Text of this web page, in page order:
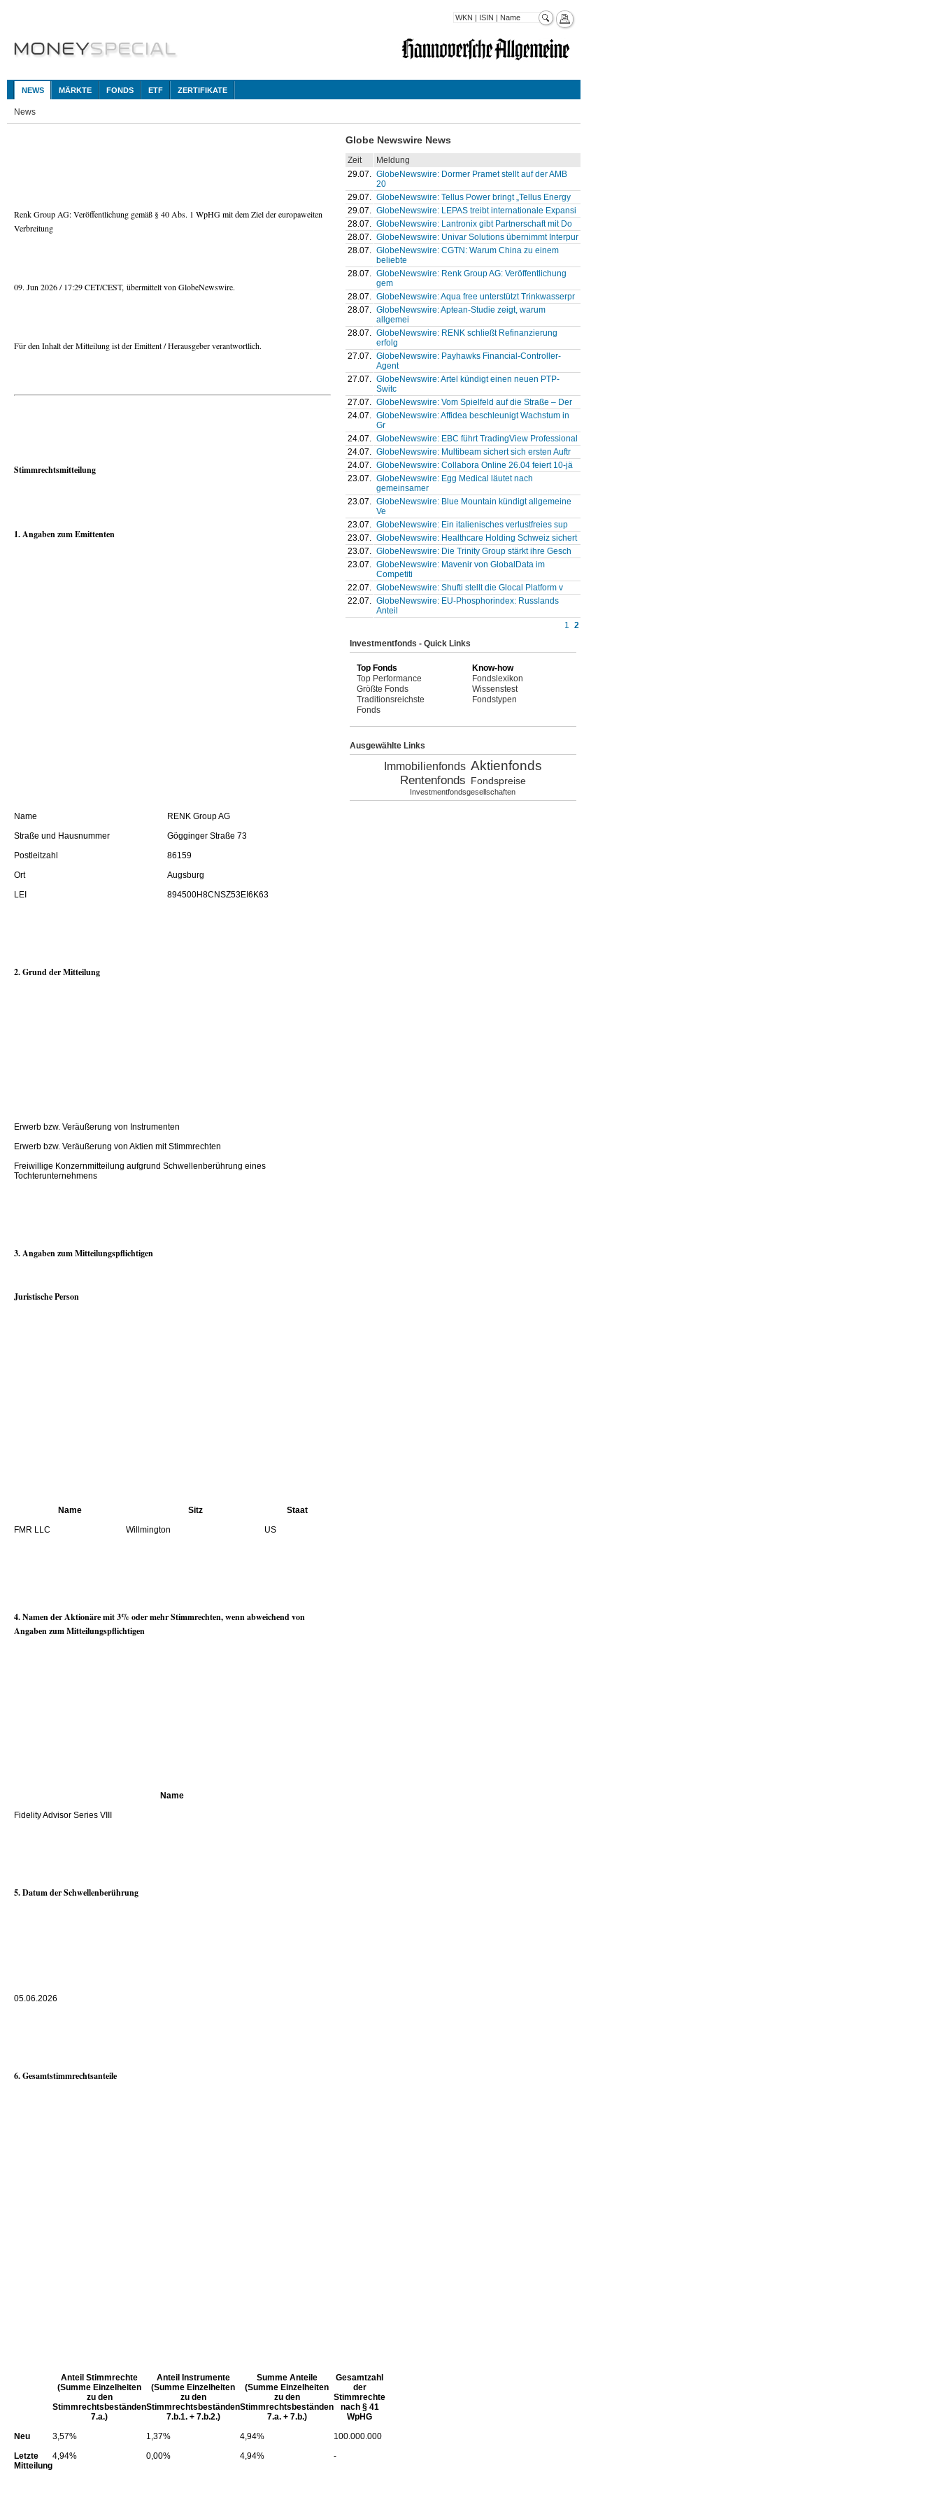
NEWS MÄRKTE FONDS ETF ZERTIFIKATE
News
Renk Group AG: Veröffentlichung gemäß § 40 Abs. 1 WpHG mit dem Ziel der europaweiten
Verbreitung
09. Jun 2026 / 17:29 CET/CEST, übermittelt von GlobeNewswire.
Für den Inhalt der Mitteilung ist der Emittent / Herausgeber verantwortlich.
Stimmrechtsmitteilung
1. Angaben zum Emittenten
Name
RENK Group AG
Straße und Hausnummer
Gögginger Straße 73
Postleitzahl
86159
Ort
Augsburg
LEI
894500H8CNSZ53EI6K63
2. Grund der Mitteilung
Erwerb bzw. Veräußerung von Instrumenten
Erwerb bzw. Veräußerung von Aktien mit Stimmrechten
Freiwillige Konzernmitteilung aufgrund Schwellenberührung eines
Tochterunternehmens
3. Angaben zum Mitteilungspflichtigen
Juristische Person
Name Sitz
Staat
FMR LLC
Willmington US
4. Namen der Aktionäre mit 3% oder mehr Stimmrechten, wenn abweichend von
Angaben zum Mitteilungspflichtigen
Name
Fidelity Advisor Series VIII
5. Datum der Schwellenberührung
05.06.2026
6. Gesamtstimmrechtsanteile
Anteil Stimmrechte
(Summe Einzelheiten
zu den
Stimmrechtsbeständen
7.a.)
Anteil Instrumente
(Summe Einzelheiten
zu den
Stimmrechtsbeständen
7.b.1. + 7.b.2.)
Summe Anteile
(Summe Einzelheiten
zu den
Stimmrechtsbeständen
7.a. + 7.b.)
Gesamtzahl
der
Stimmrechte
nach § 41
WpHG
Neu
3,57% 1,37% 4,94%
100.000.000
Letzte
Mitteilung
4,94% 0,00% 4,94% -
Globe Newswire News
Zeit
Meldung
29.07.
GlobeNewswire: Dormer Pramet stellt auf der AMB
20
29.07.
GlobeNewswire: Tellus Power bringt „Tellus Energy
29.07.
GlobeNewswire: LEPAS treibt internationale Expansi
28.07.
GlobeNewswire: Lantronix gibt Partnerschaft mit Do
28.07.
GlobeNewswire: Univar Solutions übernimmt Interpur
28.07.
GlobeNewswire: CGTN: Warum China zu einem
beliebte
28.07.
GlobeNewswire: Renk Group AG: Veröffentlichung
gem
28.07.
GlobeNewswire: Aqua free unterstützt Trinkwasserpr
28.07.
GlobeNewswire: Aptean-Studie zeigt, warum
allgemei
28.07.
GlobeNewswire: RENK schließt Refinanzierung
erfolg
27.07.
GlobeNewswire: Payhawks Financial-Controller-
Agent
27.07.
GlobeNewswire: Artel kündigt einen neuen PTP-
Switc
27.07.
GlobeNewswire: Vom Spielfeld auf die Straße – Der
24.07.
GlobeNewswire: Affidea beschleunigt Wachstum in
Gr
24.07.
GlobeNewswire: EBC führt TradingView Professional
24.07.
GlobeNewswire: Multibeam sichert sich ersten Auftr
24.07.
GlobeNewswire: Collabora Online 26.04 feiert 10-jä
23.07.
GlobeNewswire: Egg Medical läutet nach
gemeinsamer
23.07.
GlobeNewswire: Blue Mountain kündigt allgemeine
Ve
23.07.
GlobeNewswire: Ein italienisches verlustfreies sup
23.07.
GlobeNewswire: Healthcare Holding Schweiz sichert
23.07.
GlobeNewswire: Die Trinity Group stärkt ihre Gesch
23.07.
GlobeNewswire: Mavenir von GlobalData im
Competiti
22.07.
GlobeNewswire: Shufti stellt die Glocal Platform v
22.07.
GlobeNewswire: EU-Phosphorindex: Russlands
Anteil
1
2
Investmentfonds - Quick Links
Top Fonds
Top Performance
Größte Fonds
Traditionsreichste
Fonds
Know-how
Fondslexikon
Wissenstest
Fondstypen
Ausgewählte Links
Immobilienfonds Aktienfonds
Rentenfonds Fondspreise
Investmentfondsgesellschaften